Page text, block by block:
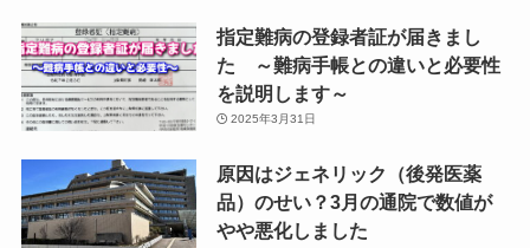
指定難病の登録者証が届きまし
た ～難病手帳との違いと必要性
を説明します～
2025年3月31日
原因はジェネリック（後発医薬
品）のせい？3月の通院で数値が
やや悪化しました